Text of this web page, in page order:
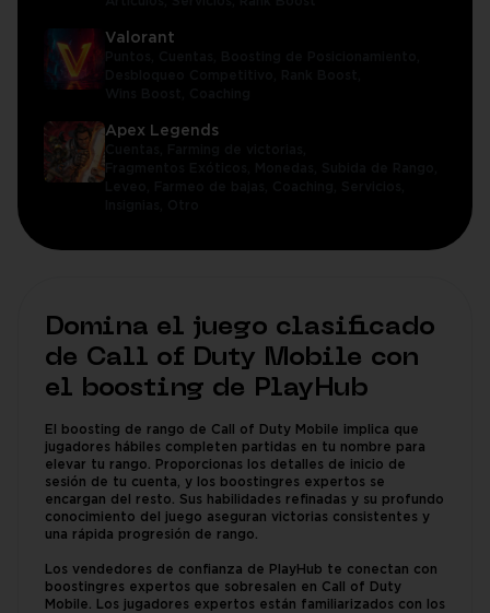
Valorant
Apex Legends
Domina el juego clasificado
de Call of Duty Mobile con
el boosting de PlayHub
El boosting de rango de Call of Duty Mobile implica que
jugadores hábiles completen partidas en tu nombre para
elevar tu rango. Proporcionas los detalles de inicio de
sesión de tu cuenta, y los boostingres expertos se
encargan del resto. Sus habilidades refinadas y su profundo
conocimiento del juego aseguran victorias consistentes y
una rápida progresión de rango.
Los vendedores de confianza de PlayHub te conectan con
boostingres expertos que sobresalen en Call of Duty
Mobile. Los jugadores expertos están familiarizados con los